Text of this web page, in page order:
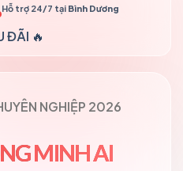
Hỗ trợ 24/7 tại Bình Dương
ĐÃI 🔥
NGHIỆP 2026
MINH AI